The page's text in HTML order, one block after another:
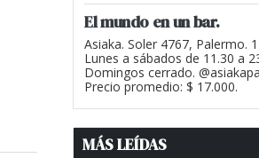
El mundo en un bar.
Asiaka. Soler 4767, Palermo.
Lunes a sábados de 11.30 a
Domingos cerrado.
Precio promedio: $ 17.000.
MÁS LEÍDAS